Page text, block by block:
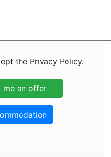
the Privacy Policy.